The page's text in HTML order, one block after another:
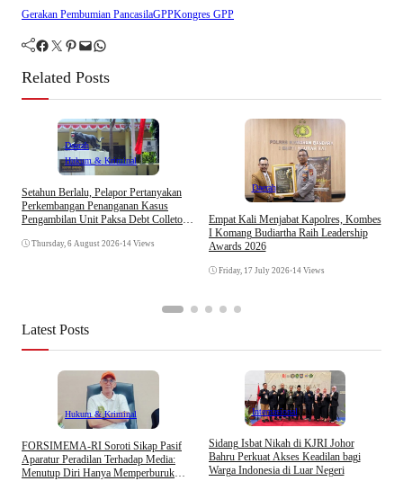
Gerakan Pembumian PancasilaGPPKongres GPP
Facebook Twitter Pinterest Mail WhatsApp
Related Posts
Daerah
Hukum & Kriminal
Setahun Berlalu, Pelapor Pertanyakan
Perkembangan Penanganan Kasus
Pengambilan Unit Paksa Debt Colletor
Thursday, 6 August 2026•14 Views
Daerah
Empat Kali Menjabat Kapolres, Kombes
I Komang Budiartha Raih Leadership
Awards 2026
Friday, 17 July 2026•14 Views
Latest Posts
Hukum & Kriminal
​FORSIMEMA-RI Soroti Sikap Pasif
Aparatur Peradilan Terhadap Media:
Menutup Diri Hanya Memperburuk
Internasional
Sidang Isbat Nikah di KJRI Johor
Bahru Perkuat Akses Keadilan bagi
Warga Indonesia di Luar Negeri